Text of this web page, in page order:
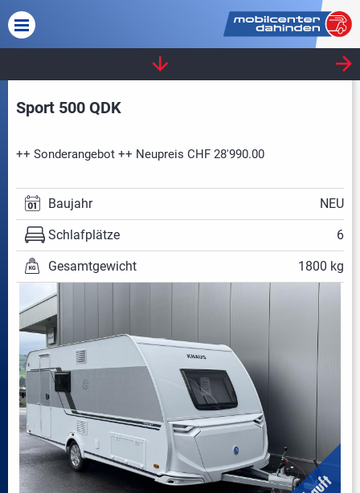
Sport 500 QDK
++ Sonderangebot ++ Neupreis CHF 28'990.00
Baujahr NEU
Schlafplätze 6
Gesamtgewicht 1800 kg